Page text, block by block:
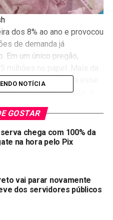
dos 8% ao ano e provocou
de demanda já
Em um único pregão,
no programa foi para esse
uma questão prática: o
2032
taxa do IPCA+ 2032
ano. O papel cruzou os 8%
seguiu renovando máximas.
compras acompanhou.
R$ 275 milhões
NOTÍCIA
GOSTAR
chega com 100% da
na hora pelo Pix
vai parar novamente
dos servidores públicos